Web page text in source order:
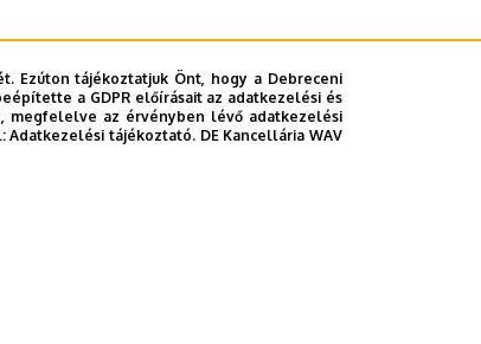
Ezúton tájékoztatjuk Önt, hogy a Debreceni
a GDPR előírásait az adatkezelési és
megfelelve az érvényben lévő adatkezelési
Adatkezelési tájékoztató. DE Kancellária WAV